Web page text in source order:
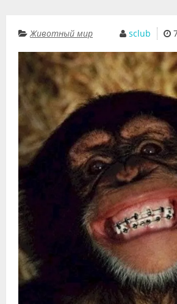
Обучение
Вакансии
Резюме
Объявления
Видео
Форум
Клиники
Специалисты
Галерея
Блоги
Лаборатории
sclub
Животный мир